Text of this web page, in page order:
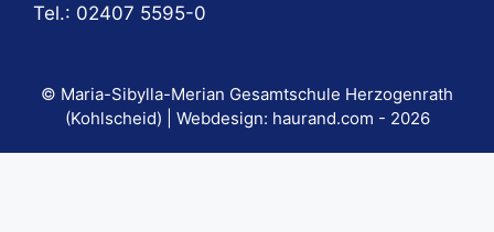
Tel.: 02407 5595-0
© Maria-Sibylla-Merian Gesamtschule Herzogenrath
(Kohlscheid) | Webdesign: haurand.com - 2026